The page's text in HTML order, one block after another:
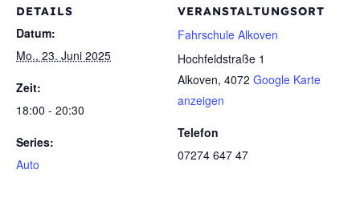
DETAILS
Datum:
Mo., 23. Juni 2025
Zeit:
18:00 - 20:30
Series:
Auto
VERANSTALTUNGSORT
Fahrschule Alkoven
Hochfeldstraße 1
Alkoven, 4072 Google Karte
anzeigen
Telefon
07274 647 47